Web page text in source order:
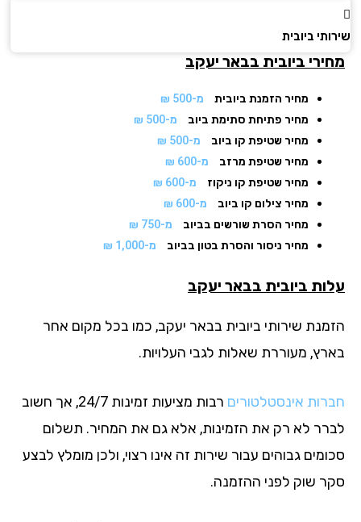
ביובית
ביוביתבבאר יעקב
מחיר הזמנת ביובית
מ-500 ₪
מחיר פתיחת סתימת ביוב
מ-500 ₪
מחיר שטיפת קו ביוב
מ-500 ₪
מחיר שטיפת מרזב
מ-600 ₪
מחיר שטיפת קו ניקוז
מ-600 ₪
מחיר צילום קו ביוב
מ-600 ₪
מחיר הסרת שורשים בביוב
מ-750 ₪
מחיר ניסור והסרת בטון בביוב
מ-1,000 ₪
ביובית בבאר יעקב
שירותי ביובית בבאר יעקב, כמו בכל מקום אחר
מעוררת שאלות לגבי העלויות.
אינסטלטורים
רבות מציעות זמינות 24/7, אך חשוב
לא רק את הזמינות, אלא גם את המחיר. תשלום
גבוהים עבור שירות זה אינו רצוי, ולכן מומלץ לבצע
שוק לפני ההזמנה.